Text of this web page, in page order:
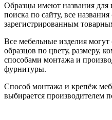
Образцы имеют названия для
поиска по сайту, все
зарегистрированным
Все мебельные изделия могут
образцов по цвету, размеру,
способами монтажа и
фурнитуры.
Способ монтажа и крепёж
выбирается производителем